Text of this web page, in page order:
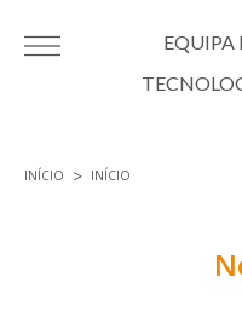
EQUIPA
INÍCIO INÍCIO